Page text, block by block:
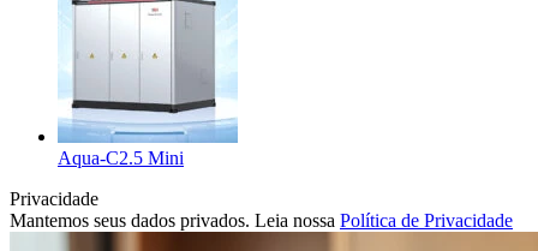
Aqua-C2.5 Mini
Privacidade
Mantemos seus dados privados. Leia nossa Política de Privacidade